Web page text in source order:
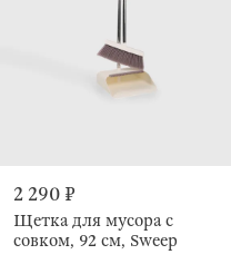
2 290 ₽
Щетка для мусора с
совком, 92 см, Sweep